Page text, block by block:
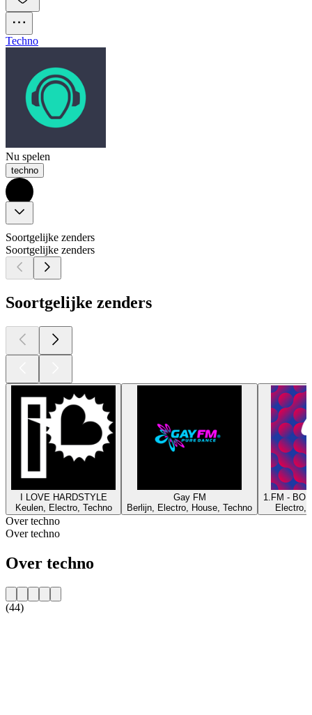
Techno
Nu spelen
techno
Soortgelijke zenders
Soortgelijke zenders
Soortgelijke zenders
I LOVE HARDSTYLE
Keulen, Electro, Techno
Gay FM
Berlijn, Electro, House, Techno
1.FM -
Electro,
Over techno
Over techno
Over techno
(44)